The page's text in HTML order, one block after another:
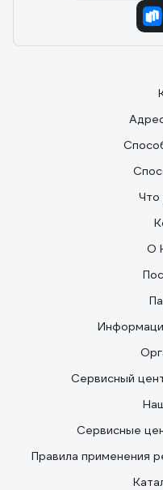
Что
О
Сервисный
Сервисные
Правила применения